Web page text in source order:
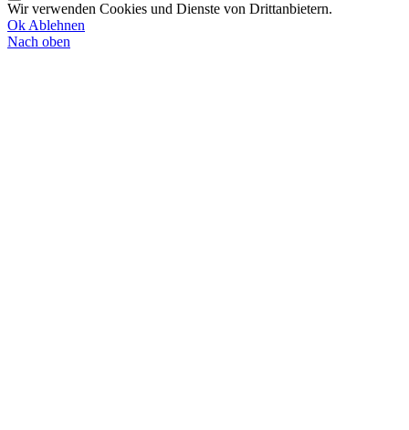
Wir verwenden Cookies und Dienste von Drittanbietern.
OkAblehnen
Nach oben